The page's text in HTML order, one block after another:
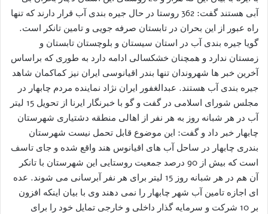
آبی هستند گفت: 362 روستا در حال جیره بندی آب قرار دارند که تنها
راه عبور از این بحران در تابستان صرفه جویی و تامین تانکر است.
گویا جیره بندی آب در استان سیستان و بلوچستان تابستان و
زمستان ندارد و همچنان خشکسالی ادامه دارد به طوری که براساس
آخرین خبر ها شهروندان تنها بندر اقیانوسی ایران نیز کماکمان شاهد
جیره بندی آب هستند. عبدالغفور ایران نژاد نماینده مردم چابهار در
مجلس شورای اسلامی در گفت و گو با خبرنگار ایرنا از تحویل 15 لیتر
آب در هر شبانه روز به هر نفر از اهالی منطقه دشتیاری شهرستان
چابهار خبر داد و گفت: این موضوع قابل تحمل نیست شهرستان
بندری چابهار در ساحل آب های اقیانوس هند واقع شده و جای تاسف
است که بیش از 90 درصد جمعیت روستایی این شهرستان با تانکر
آن هم در هر شبانه روز 15 لیتر برای هر نفر آبرسانی می شوند. عده
ای اجازه تامین آب شهر چابهار را نمی دهند وی با بیان اینکه افزون
بر 10 شرکت و سرمایه گذار داخلی و خارجی تمایل خود را برای